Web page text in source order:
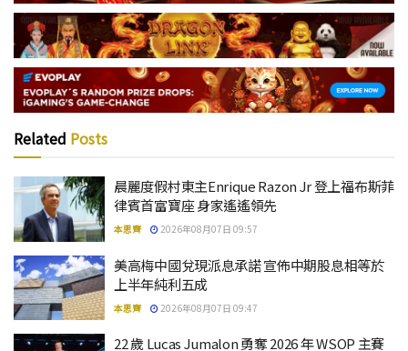
Related Posts
晨麗度假村東主Enrique Razon Jr 登上福布斯菲
律賓首富寶座 身家遙遙領先
本思齊 2026年08月07日 09:57
美高梅中國兌現派息承諾 宣佈中期股息相等於
上半年純利五成
本思齊 2026年08月07日 09:47
22 歲 Lucas Jumalon 勇奪 2026 年 WSOP 主賽